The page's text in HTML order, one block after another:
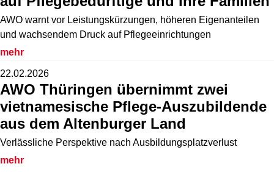
AWO warnt vor Leistungskürzungen, höheren Eigenanteilen
und wachsendem Druck auf Pflegeeinrichtungen
mehr
22.02.2026
AWO Thüringen übernimmt zwei
vietnamesische Pflege-Auszubildende
aus dem Altenburger Land
Verlässliche Perspektive nach Ausbildungsplatzverlust
mehr